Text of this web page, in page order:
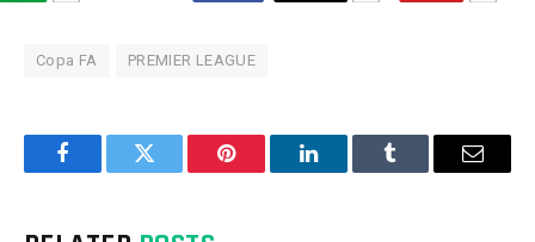
Copa FA PREMIER LEAGUE
FacebookTwitter Pinterest LinkedInTumblr Email